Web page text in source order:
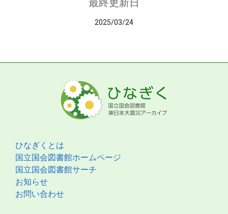
最終更新日
2025/03/24
ひなぎくとは
国立国会図書館ホームページ
国立国会図書館サーチ
お知らせ
お問い合わせ